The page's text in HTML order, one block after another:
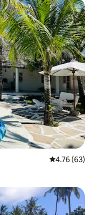
從 63 則評價
4.76 (63)